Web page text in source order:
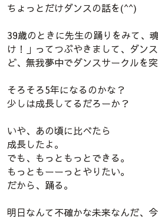
ちょっとだけダンスの話を(^^)
39歳のときに先生の踊りをみて、
け！」ってつぶやきまして、ダン
ど、無我夢中でダンスサークルを突
そろそろ5年になるのかな？
少しは成長してるだろーか？
いや、あの頃に比べたら
成長したよ。
でも、もっともっとできる。
もっともーーっとやりたい。
だから、踊る。
明日なんて不確かな未来なんだ、今